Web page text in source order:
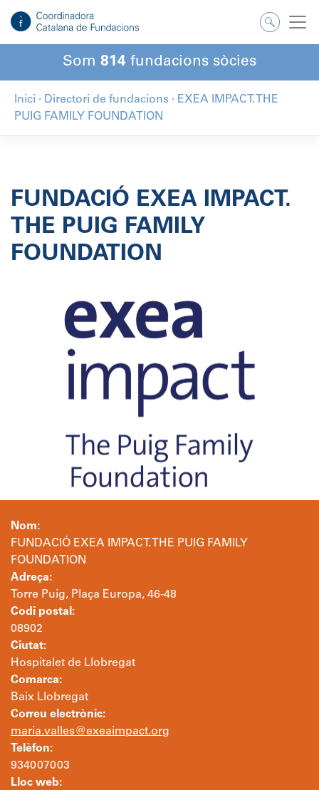
contingut
Som 814 fundacions sòcies
Inici · Directori de fundacions · EXEA IMPACT. THE
PUIG FAMILY FOUNDATION
FUNDACIÓ EXEA IMPACT.
THE PUIG FAMILY
FOUNDATION
Nom:
FUNDACIÓ EXEA IMPACT. THE PUIG FAMILY
FOUNDATION
Adreça:
Torre Puig, Plaça Europa, 46-48
Codi postal:
08902
Ciutat:
Hospitalet de Llobregat
Comarca:
Baix Llobregat
Correu electrònic:
maria.valles@exeaimpact.org
Telèfon:
934007003
Lloc web: